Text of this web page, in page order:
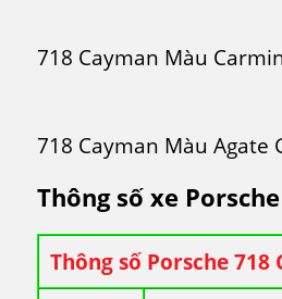
718 Cayman Màu
718 Cayman Màu Agate
Thông số xe
Thông số Porsche 718